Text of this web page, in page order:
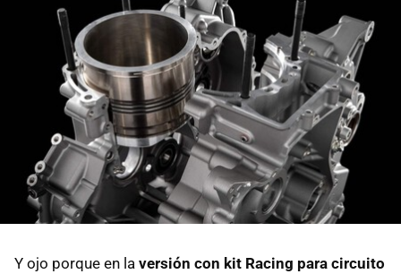
Y ojo porque en la versión con kit Racing para circuito